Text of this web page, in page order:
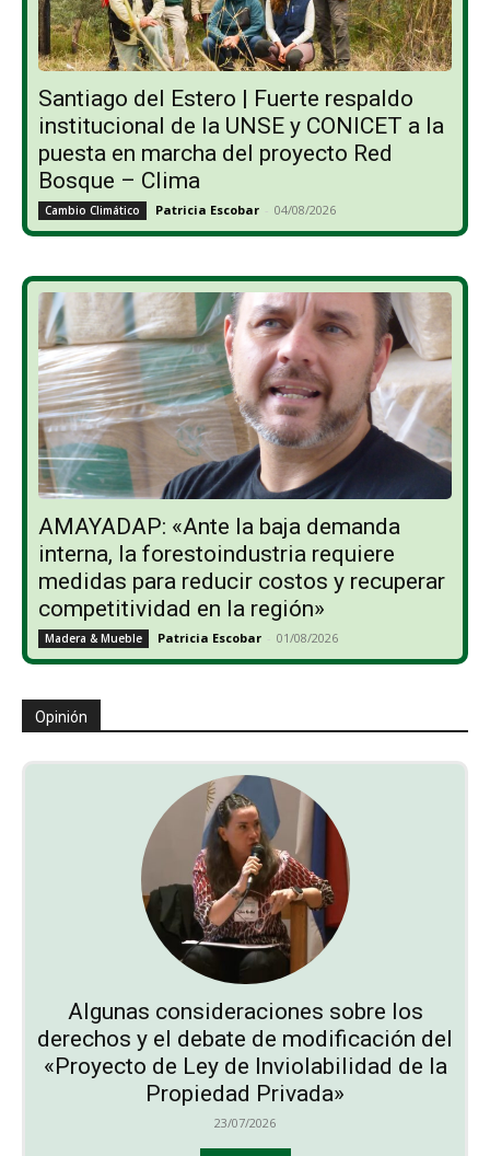
Santiago del Estero | Fuerte respaldo
institucional de la UNSE y CONICET a la
puesta en marcha del proyecto Red
Bosque – Clima
Cambio Climático Patricia Escobar - 04/08/2026
AMAYADAP: «Ante la baja demanda
interna, la forestoindustria requiere
medidas para reducir costos y recuperar
competitividad en la región»
Madera & Mueble Patricia Escobar - 01/08/2026
Opinión
Algunas consideraciones sobre los
derechos y el debate de modificación del
«Proyecto de Ley de Inviolabilidad de la
Propiedad Privada»
23/07/2026